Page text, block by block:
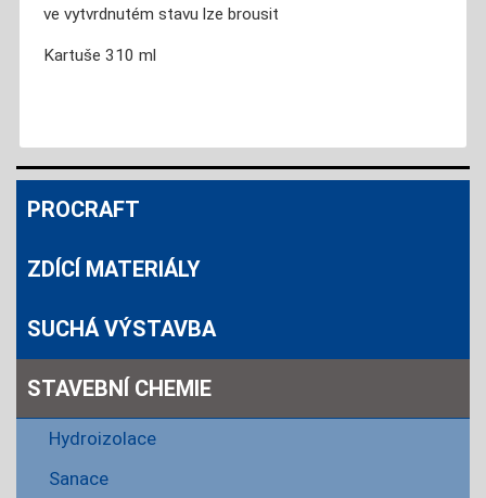
ve vytvrdnutém stavu lze brousit
Kartuše 310 ml
PROCRAFT
ZDÍCÍ MATERIÁLY
SUCHÁ VÝSTAVBA
STAVEBNÍ CHEMIE
Hydroizolace
Sanace